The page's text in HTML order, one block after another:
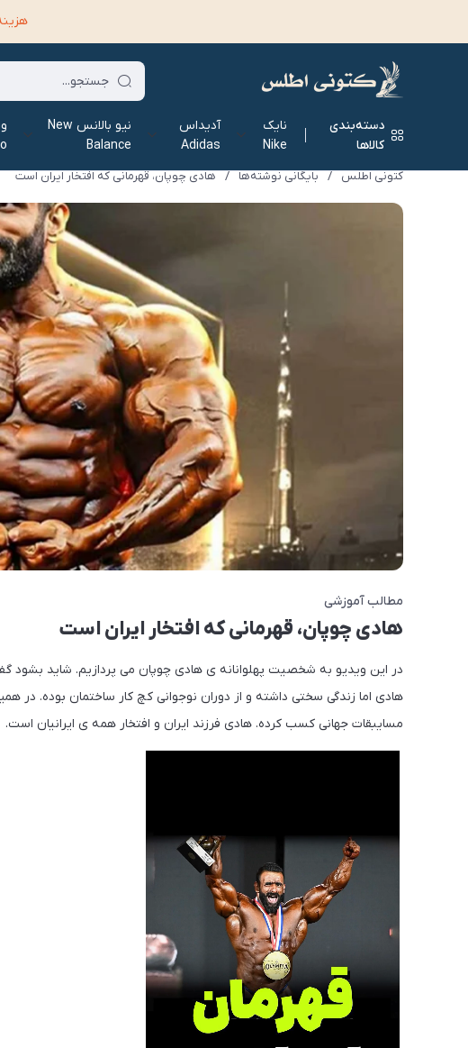
دسته‌بندی
کالاها
نایک
Nike
آدیداس
Adidas
نیو بالانس New
Balance
کتونی اطلس / بایگانی نوشته‌ها / هادی چوپان، قهرمانی که افتخار ایران است
مطالب آموزشی
هادی چوپان، قهرمانی که افتخار ایران است
در این ویدیو به شخصیت پهلوانانه ی هادی چوپان می پردازیم. شاید
هادی اما زندگی سختی داشته و از دوران نوجوانی کچ کار ساختمان بوده. در
مسایبقات جهانی کسب کرده. هادی فرزند ایران و افتخار همه ی ایرانیان است.